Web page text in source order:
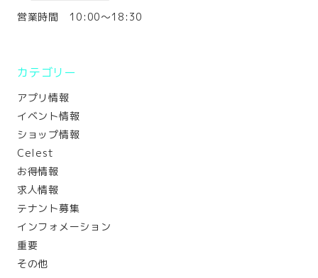
営業時間 10:00～18:30
カテゴリー
アプリ情報
イベント情報
ショップ情報
Celest
お得情報
求人情報
テナント募集
インフォメーション
重要
その他